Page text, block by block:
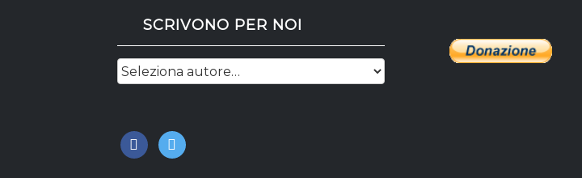
SCRIVONO PER NOI
facebook
twitter